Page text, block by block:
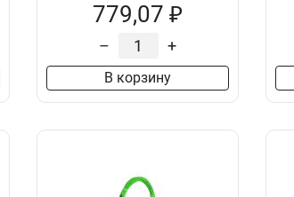
779,07 ₽
– +
В корзину